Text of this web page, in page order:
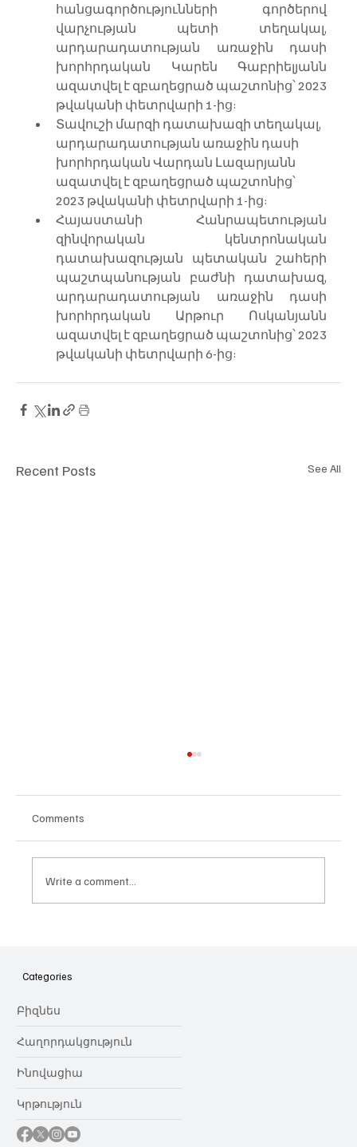
հանցագործությունների գործերով
վարչության պետի տեղակալ,
արդարադատության առաջին դասի
խորհրդական Կարեն Գաբրիելյանն
ազատվել է զբաղեցրած պաշտոնից՝ 2023
թվականի փետրվարի 1-ից:
Տավուշի մարզի դատախազի տեղակալ,
արդարադատության առաջին դասի
խորհրդական Վարդան Լազարյանն
ազատվել է զբաղեցրած պաշտոնից՝
2023 թվականի փետրվարի 1-ից:
Հայաստանի Հանրապետության
զինվորական կենտրոնական
դատախազության պետական շահերի
պաշտպանության բաժնի դատախազ,
արդարադատության առաջին դասի
խորհրդական Արթուր Ոսկանյանն
ազատվել է զբաղեցրած պաշտոնից՝ 2023
թվականի փետրվարի 6-ից:
Recent Posts See All
նվիրում որոշում
Comments
Write a comment...
Categories
Բիզնես
Հաղորդակցություն
Ինովացիա
Կրթություն